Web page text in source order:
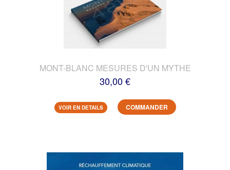
MONT-BLANC MESURES D'UN MYTHE
30,00 €
VOIR EN DETAILS COMMANDER